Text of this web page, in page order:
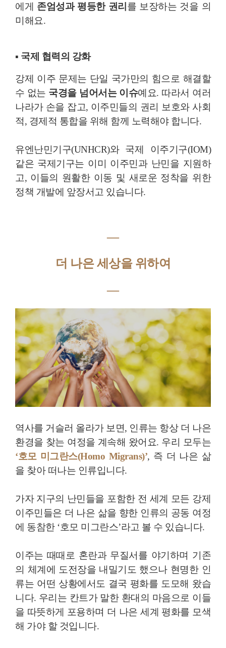
에게 존엄성과 평등한 권리 를 보장하는 것을 의
미해요.
▪ 국제 협력의 강화
강제 이주 문제는 단일 국가만의 힘으로 해결할
수 없는 국경을 넘어서는 이슈예요. 따라서 여러
나라가 손을 잡고, 이주민들의 권리 보호와 사회
적, 경제적 통합을 위해 함께 노력해야 합니다.
유엔난민기구(UNHCR)와 국제 이주기구(IOM)
같은 국제기구는 이미 이주민과 난민을 지원하
고, 이들의 원활한 이동 및 새로운 정착을 위한
정책 개발에 앞장서고 있습니다.
―
더 나은 세상을 위하여
―
역사를 거슬러 올라가 보면, 인류는 항상 더 나은
환경을 찾는 여정을 계속해 왔어요. 우리 모두는
‘호모 미그란스(Homo Migrans)’, 즉 더 나은 삶
을 찾아 떠나는 인류입니다.
가자 지구의 난민들을 포함한 전 세계 모든 강제
이주민들은 더 나은 삶을 향한 인류의 공동 여정
에 동참한 ‘호모 미그란스’라고 볼 수 있습니다.
이주는 때때로 혼란과 무질서를 야기하며 기존
의 체계에 도전장을 내밀기도 했으나 현명한 인
류는 어떤 상황에서도 결국 평화를 도모해 왔습
니다. 우리는 칸트가 말한 환대의 마음으로 이들
을 따뜻하게 포용하며 더 나은 세계 평화를 모색
해 가야 할 것입니다.